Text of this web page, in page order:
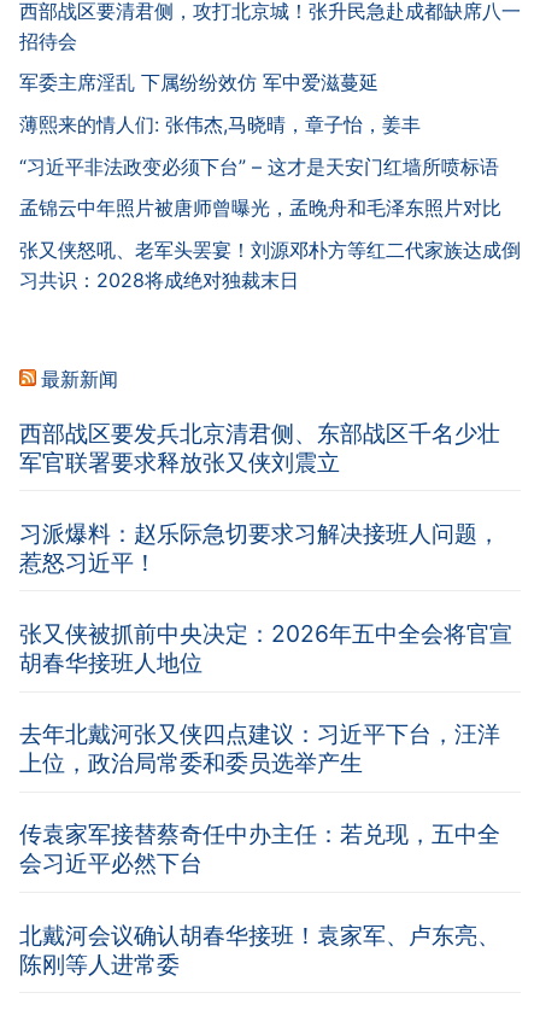
西部战区要清君侧，攻打北京城！张升民急赴成都缺席八一
招待会
军委主席淫乱 下属纷纷效仿 军中爱滋蔓延
薄熙来的情人们: 张伟杰,马晓晴，章子怡，姜丰
“习近平非法政变必须下台” – 这才是天安门红墙所喷标语
孟锦云中年照片被唐师曾曝光，孟晚舟和毛泽东照片对比
张又侠怒吼、老军头罢宴！刘源邓朴方等红二代家族达成倒
习共识：2028将成绝对独裁末日
最新新闻
西部战区要发兵北京清君侧、东部战区千名少壮
军官联署要求释放张又侠刘震立
习派爆料：赵乐际急切要求习解决接班人问题，
惹怒习近平！
张又侠被抓前中央决定：2026年五中全会将官宣
胡春华接班人地位
去年北戴河张又侠四点建议：习近平下台，汪洋
上位，政治局常委和委员选举产生
传袁家军接替蔡奇任中办主任：若兑现，五中全
会习近平必然下台
北戴河会议确认胡春华接班！袁家军、卢东亮、
陈刚等人进常委